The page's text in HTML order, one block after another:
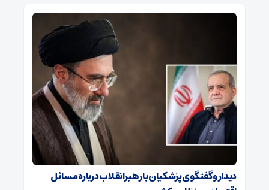
دیدار و گفتگوی پزشکیان با رهبرانقلاب درباره مسائل